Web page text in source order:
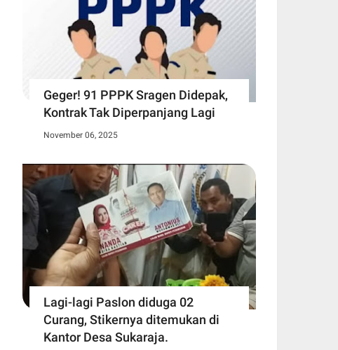
Geger! 91 PPPK Sragen Didepak,
Kontrak Tak Diperpanjang Lagi
November 06, 2025
Lagi-lagi Paslon diduga 02
Curang, Stikernya ditemukan di
Kantor Desa Sukaraja.